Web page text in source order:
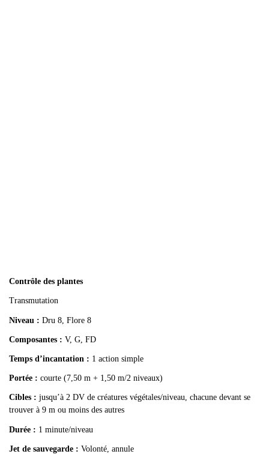
Contrôle des plantes
Transmutation
Niveau : Dru 8, Flore 8
Composantes : V, G, FD
Temps d’incantation : 1 action simple
Portée : courte (7,50 m + 1,50 m/2 niveaux)
Cibles : jusqu’à 2 DV de créatures végétales/niveau, chacune devant se
trouver à 9 m ou moins des autres
Durée : 1 minute/niveau
Jet de sauvegarde : Volonté, annule